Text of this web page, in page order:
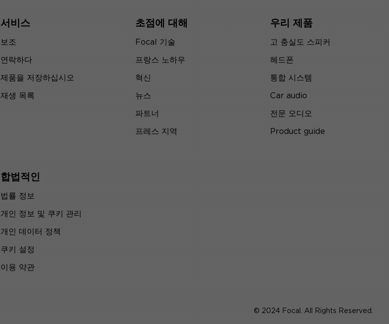
서비스
보조
연락하다
제품을 저장하십시오
재생 목록
초점에 대해
Focal 기술
프랑스 노하우
혁신
뉴스
파트너
프레스 지역
우리 제품
고 충실도 스피커
헤드폰
통합 시스템
Car audio
전문 오디오
Product guide
합법적인
법률 정보
개인 정보 및 쿠키 관리
개인 데이터 정책
쿠키 설정
이용 약관
© 2024 Focal. All Rights Reserved.